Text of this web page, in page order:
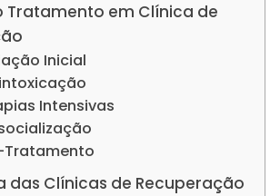
Tratamento em Clínica de
Inicial
Intensivas
Tratamento
das Clínicas de Recuperação